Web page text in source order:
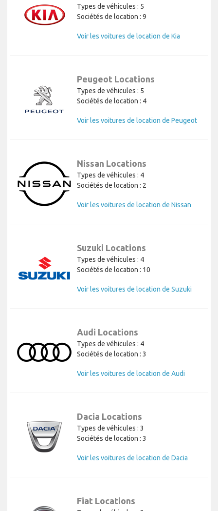
Types de véhicules : 5
Sociétés de location : 9
Voir les voitures de location de Kia
Peugeot Locations
Types de véhicules : 5
Sociétés de location : 4
Voir les voitures de location de Peugeot
Nissan Locations
Types de véhicules : 4
Sociétés de location : 2
Voir les voitures de location de Nissan
Suzuki Locations
Types de véhicules : 4
Sociétés de location : 10
Voir les voitures de location de Suzuki
Audi Locations
Types de véhicules : 4
Sociétés de location : 3
Voir les voitures de location de Audi
Dacia Locations
Types de véhicules : 3
Sociétés de location : 3
Voir les voitures de location de Dacia
Fiat Locations